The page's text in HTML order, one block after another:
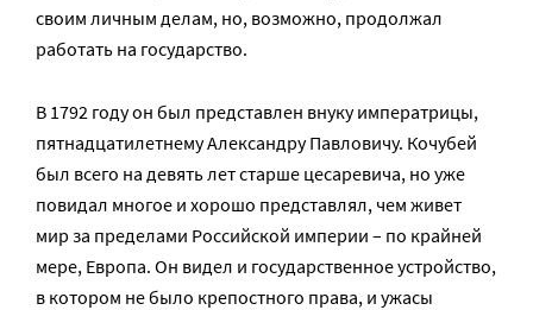
своим личным делам, но, возможно, продолжал
работать на государство.
В 1792 году он был представлен внуку императрицы,
пятнадцатилетнему Александру Павловичу. Кочубей
был всего на девять лет старше цесаревича, но уже
повидал многое и хорошо представлял, чем живет
мир за пределами Российской империи – по крайней
мере, Европа. Он видел и государственное устройство,
в котором не было крепостного права, и ужасы